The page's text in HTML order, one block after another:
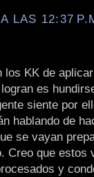
LAS 12:37
los KK de
es
siente por
hablando de
se vayan
Creo que estos
y